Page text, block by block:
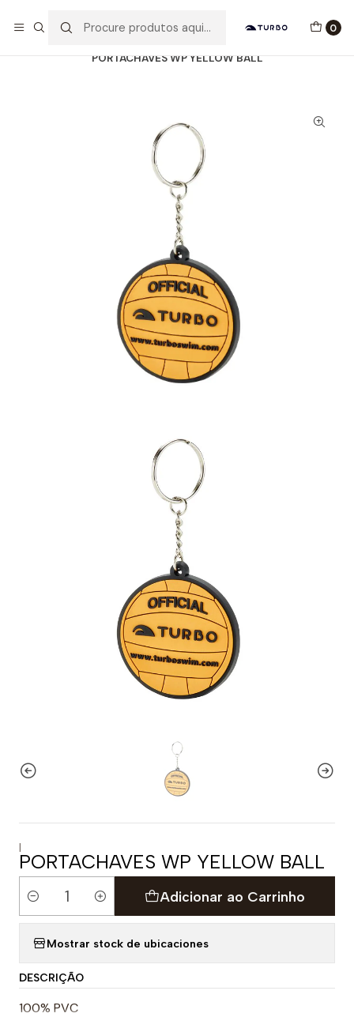
0
PORTACHAVES WP YELLOW BALL
|
PORTACHAVES WP YELLOW BALL
Quantidade
Adicionar ao Carrinho
Mostrar stock de ubicaciones
DESCRIÇÃO
100% PVC